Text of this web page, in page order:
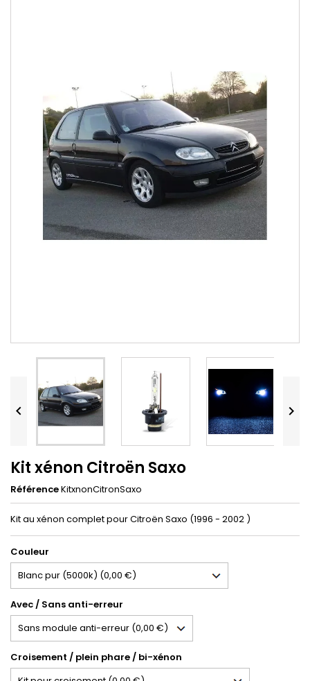
 
Kit xénon Citroën Saxo
RéférenceKitxnonCitronSaxo
Kit au xénon complet pour Citroën Saxo (1996 - 2002 )
Couleur
Avec / Sans anti-erreur
Croisement / plein phare / bi-xénon